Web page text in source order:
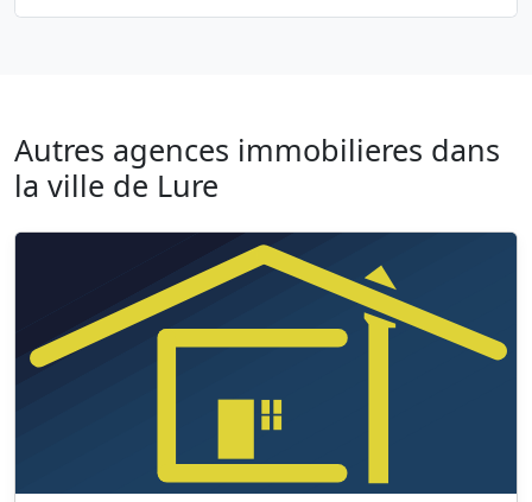
Autres agences immobilieres dans
la ville de Lure